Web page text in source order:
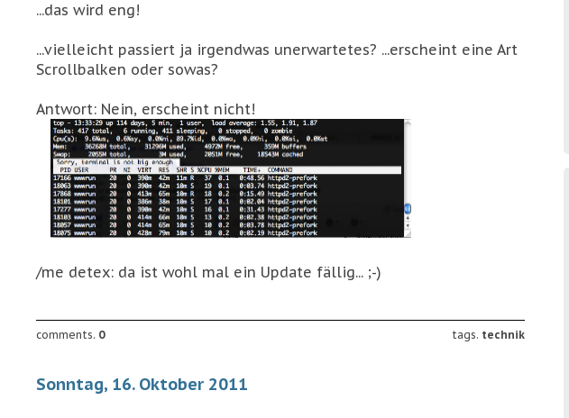
...das wird eng!
...vielleicht passiert ja irgendwas unerwartetes? ...erscheint eine Art
Scrollbalken oder sowas?
Antwort: Nein, erscheint nicht!
/me detex: da ist wohl mal ein Update fällig... ;-)
comments. 0 tags. technik
Sonntag, 16. Oktober 2011